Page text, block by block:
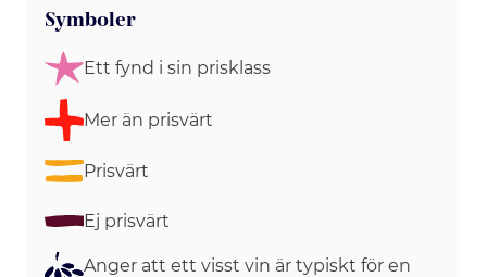
Symboler
Ett fynd i sin prisklass
Mer än prisvärt
Prisvärt
Ej prisvärt
Anger att ett visst vin är typiskt för en